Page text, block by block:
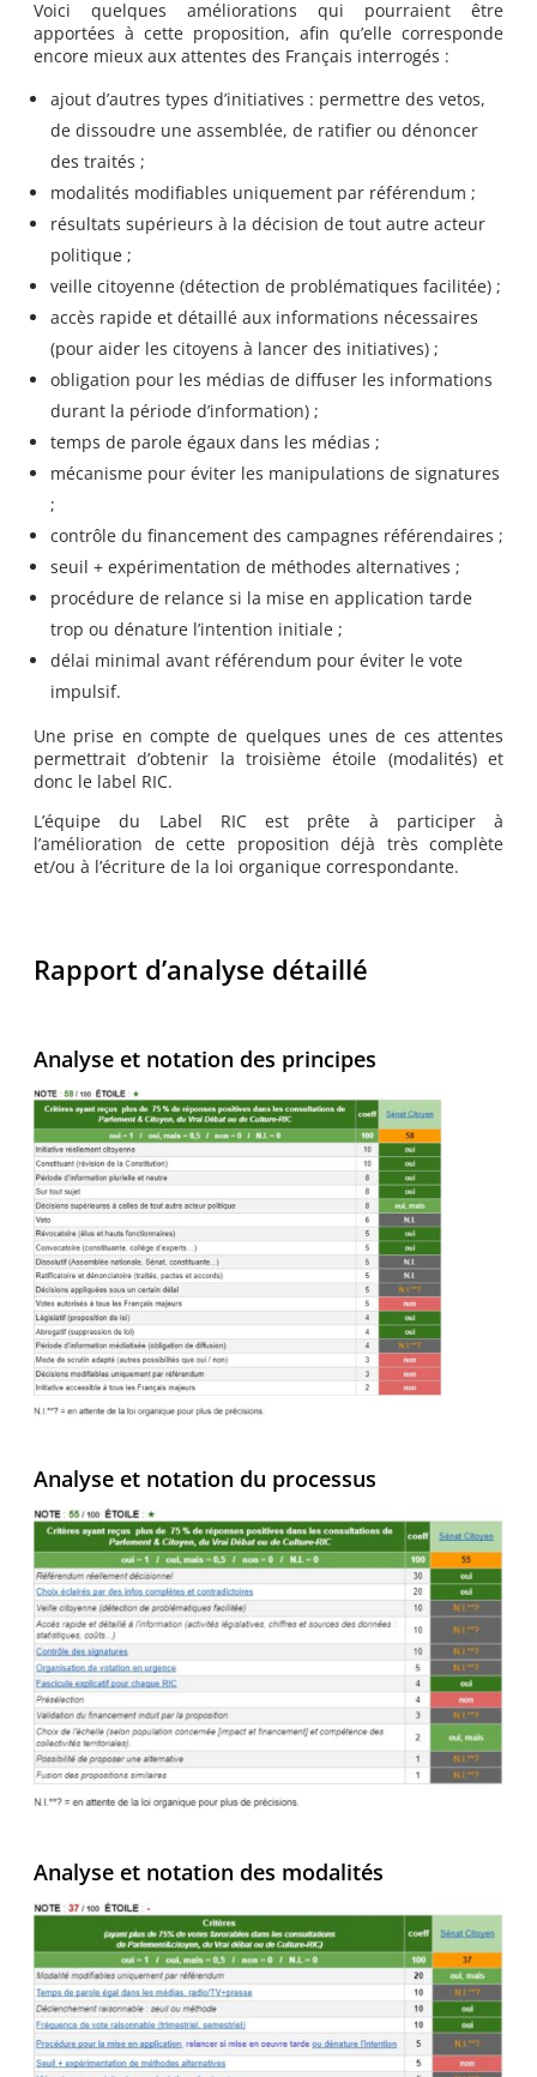
Voici quelques améliorations qui pourraient être
apportées à cette proposition, afin qu’elle corresponde
encore mieux aux attentes des Français interrogés :
ajout d’autres types d’initiatives : permettre des vetos,
de dissoudre une assemblée, de ratifier ou dénoncer
des traités ;
modalités modifiables uniquement par référendum ;
résultats supérieurs à la décision de tout autre acteur
politique ;
veille citoyenne (détection de problématiques facilitée) ;
accès rapide et détaillé aux informations nécessaires
(pour aider les citoyens à lancer des initiatives) ;
obligation pour les médias de diffuser les informations
durant la période d’information) ;
temps de parole égaux dans les médias ;
mécanisme pour éviter les manipulations de signatures
;
contrôle du financement des campagnes référendaires ;
seuil + expérimentation de méthodes alternatives ;
procédure de relance si la mise en application tarde
trop ou dénature l’intention initiale ;
délai minimal avant référendum pour éviter le vote
impulsif.
Une prise en compte de quelques unes de ces attentes
permettrait d’obtenir la troisième étoile (modalités) et
donc le label RIC.
L’équipe du Label RIC est prête à participer à
l’amélioration de cette proposition déjà très complète
et/ou à l’écriture de la loi organique correspondante.
Rapport d’analyse détaillé
Analyse et notation des principes
Analyse et notation du processus
Analyse et notation des modalités